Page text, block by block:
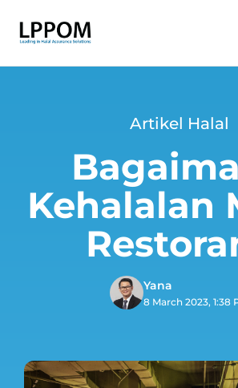
Artikel Halal
Kehalalan
Yana
8 March 2023, 1:38